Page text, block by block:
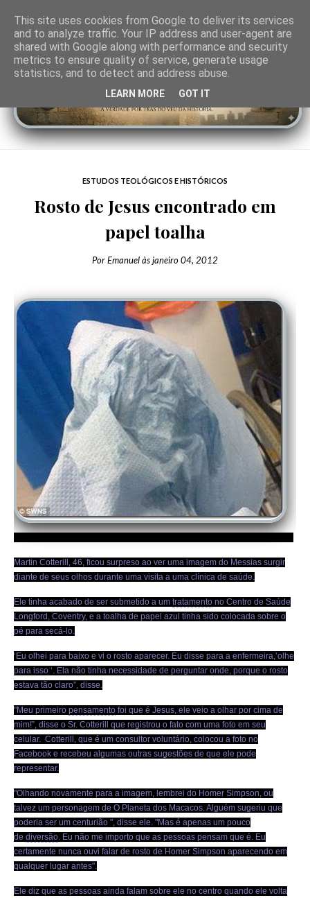
ESTUDOS TEOLÓGICOS E HISTÓRICOS
Rosto de Jesus encontrado em
papel toalha
PorEmanuelàsjaneiro 04, 2012
Martin Cotterill, 46, ficou surpreso ao ver uma imagem do Messias surgir
diante de seus olhos durante uma visita a uma clínica de saúde.
Ele tinha acabado de ser submetido a um tratamento no Centro de Saúde
Longford, Coventry, e a toalha de papel azul tinha sido colocada sobre o
pé para secá-lo.
‘Eu olhei para baixo e vi o rosto aparecer. Eu disse para a enfermeira,’olhe
para isso ‘. Ela não tinha necessidade de perguntar onde, porque o rosto
estava tão claro”, disse.
"Meu primeiro pensamento foi que é Jesus, ele veio a olhar por cima de
mim!”, disse o Sr. Cotterill que registrou o fato com uma foto em seu
celular. Cotterill, que é um consultor voluntário, colocou a foto no
Facebook e recebeu algumas outras sugestões de que ele pode
representar.
"Olhando novamente para a imagem, lembrei do Homer Simpson, ou
talvez um personagem de O Planeta dos Macacos. Alguém sugeriu que
poderia ser um centurião ", disse ele. "Mas é apenas um pouco
de diversão. Eu não me importo que as pessoas pensam que é. Eu
certamente nunca ouvi falar de rosto de Homer Simpson aparecendo em
qualquer lugar antes".
Ele diz que as pessoas ainda falam sobre ele no centro quando ele volta
This site uses cookies from Google to deliver its services
and to analyze traffic. Your IP address and user-agent are
shared with Google along with performance and security
metrics to ensure quality of service, generate usage
statistics, and to detect and address abuse.
LEARN MORE GOT IT